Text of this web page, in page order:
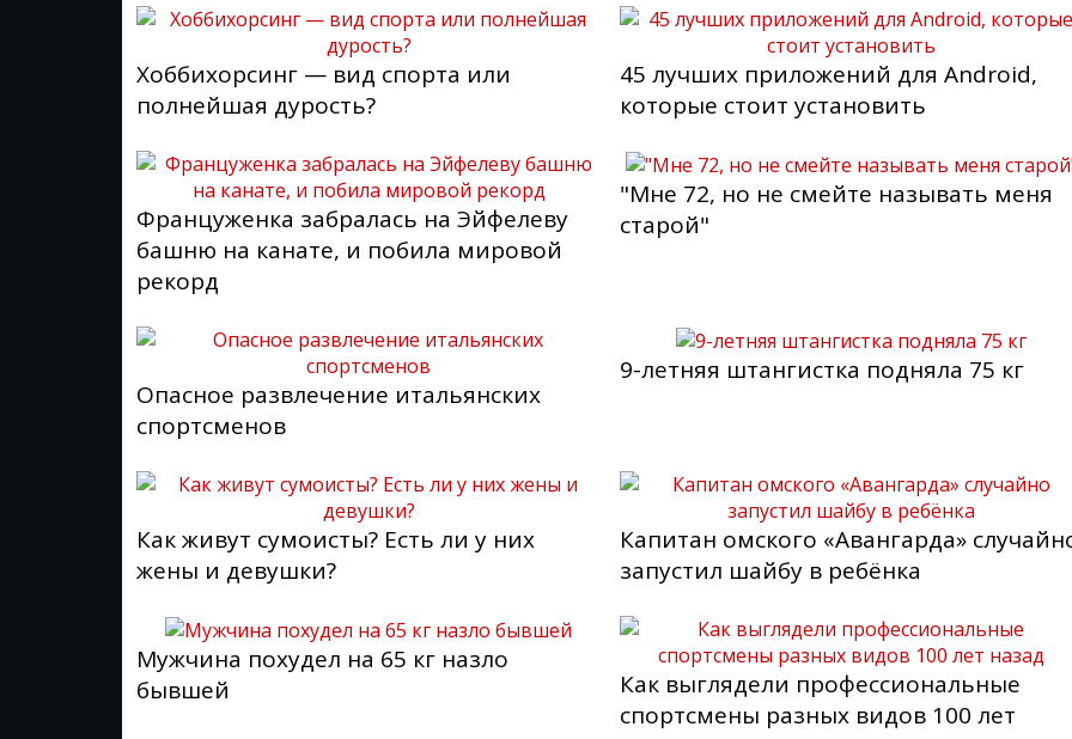
Хоббихорсинг — вид спорта или
полнейшая дурость?
45 лучших приложений для Android,
которые стоит установить
Француженка забралась на Эйфелеву
башню на канате, и побила мировой
рекорд
"Мне 72, но не смейте называть меня
старой"
Опасное развлечение итальянских
спортсменов
9-летняя штангистка подняла 75 кг
Как живут сумоисты? Есть ли у них
жены и девушки?
Капитан омского «Авангарда»
запустил шайбу в ребёнка
Мужчина похудел на 65 кг назло
бывшей
Как выглядели профессиональные
спортсмены разных видов 100 лет